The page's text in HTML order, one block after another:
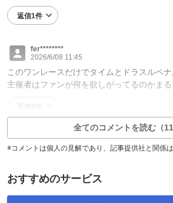
返信1件
fer********
2026/6/08 11:45
このワンレースだけでタイムとドラスルペ
主催者はファンが何を欲しがってるのかま
全てのコメントを読む（11
※コメントは個人の見解であり、記事提供社と関係は
おすすめのサービス